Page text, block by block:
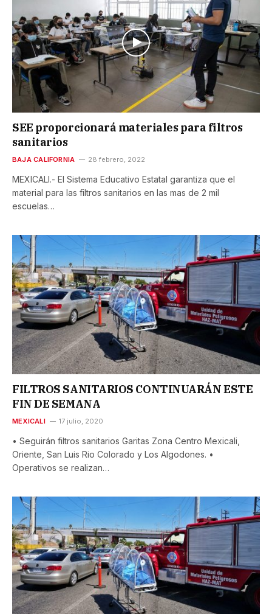
SEE proporcionará materiales para filtros
sanitarios
BAJA CALIFORNIA 28 febrero, 2022
MEXICALI.- El Sistema Educativo Estatal garantiza que el
material para las filtros sanitarios en las mas de 2 mil
escuelas…
FILTROS SANITARIOS CONTINUARÁN ESTE
FIN DE SEMANA
MEXICALI 17 julio, 2020
• Seguirán filtros sanitarios Garitas Zona Centro Mexicali,
Oriente, San Luis Rio Colorado y Los Algodones. •
Operativos se realizan…